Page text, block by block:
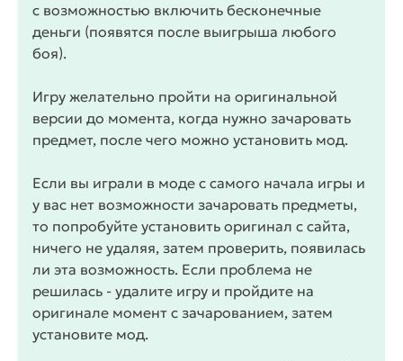
с возможностью включить бесконечные
деньги (появятся после выигрыша любого
боя).
Игру желательно пройти на оригинальной
версии до момента, когда нужно зачаровать
предмет, после чего можно установить мод.
Если вы играли в моде с самого начала игры и
у вас нет возможности зачаровать предметы,
то попробуйте установить оригинал с сайта,
ничего не удаляя, затем проверить, появилась
ли эта возможность. Если проблема не
решилась - удалите игру и пройдите на
оригинале момент с зачарованием, затем
установите мод.